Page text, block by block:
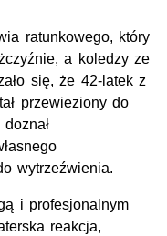
ratunkowego, który
a koledzy ze
się, że 42-latek z
przewieziony do
wytrzeźwienia.
i profesjonalnym
reakcja,